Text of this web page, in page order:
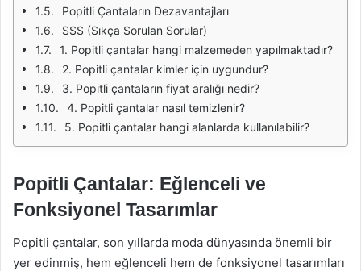
Popitli Çantaların Dezavantajları
SSS (Sıkça Sorulan Sorular)
1. Popitli çantalar hangi malzemeden yapılmaktadır?
2. Popitli çantalar kimler için uygundur?
3. Popitli çantaların fiyat aralığı nedir?
4. Popitli çantalar nasıl temizlenir?
5. Popitli çantalar hangi alanlarda kullanılabilir?
Popitli Çantalar: Eğlenceli ve
Fonksiyonel Tasarımlar
Popitli çantalar, son yıllarda moda dünyasında önemli bir
yer edinmiş, hem eğlenceli hem de fonksiyonel tasarımları